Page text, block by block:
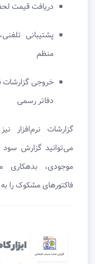
دریافت قیمت
پشتیبانی
منظم
خروجی گزارشات
دفاتر رسمی
گزارشات نرم‌افزار
می‌توانید گزارش
موجودی، بدهکاری
فاکتورهای مشکوک را